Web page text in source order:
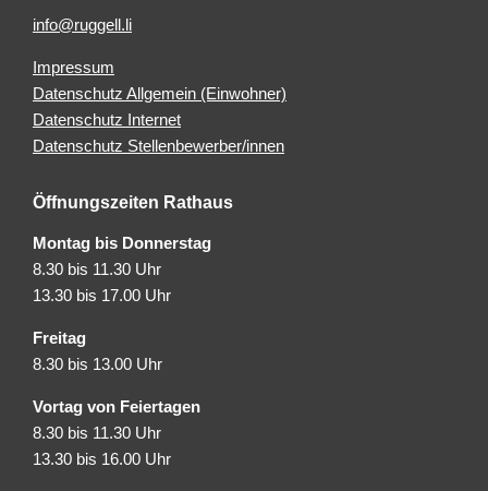
info@ruggell.li
Impressum
Datenschutz Allgemein (Einwohner)
Datenschutz Internet
Datenschutz Stellenbewerber/innen
Öffnungszeiten Rathaus
Montag bis Donnerstag
8.30 bis 11.30 Uhr
13.30 bis 17.00 Uhr
Freitag
8.30 bis 13.00 Uhr
Vortag von Feiertagen
8.30 bis 11.30 Uhr
13.30 bis 16.00 Uhr